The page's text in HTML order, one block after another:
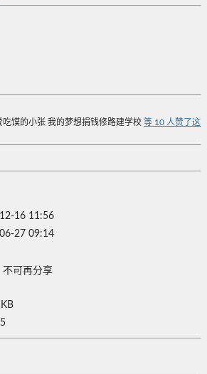
吃馍的小张 我的梦想捐钱修路建学校 等 10 人赞了这
16 11:56
27 09:14
不可再分享